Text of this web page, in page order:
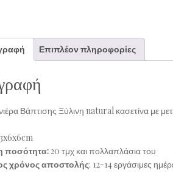
Επιπλέον πληροφορίες
Βάπτισης Ξύλινη natural κασετίνα με
ποσότητα:20 τμχ και πολλαπλάσια του
χρόνος αποστολής: 12-14 εργάσιμες